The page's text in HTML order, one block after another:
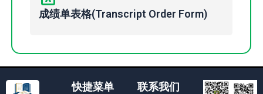
成绩单表格(Transcript Order Form)
快捷菜单 联系我们